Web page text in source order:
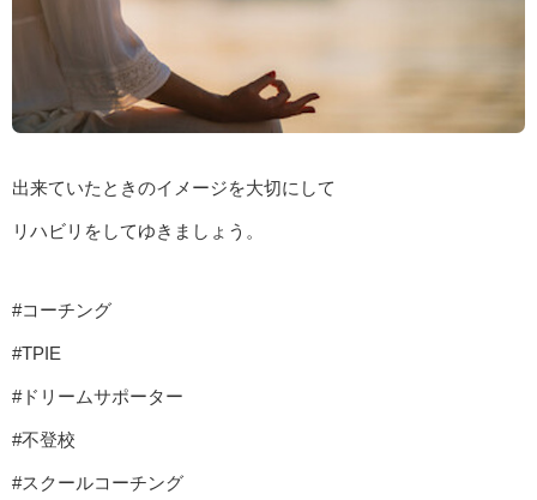
出来ていたときのイメージを大切にして
リハビリをしてゆきましょう。
#コーチング
#TPIE
#ドリームサポーター
#不登校
#スクールコーチング